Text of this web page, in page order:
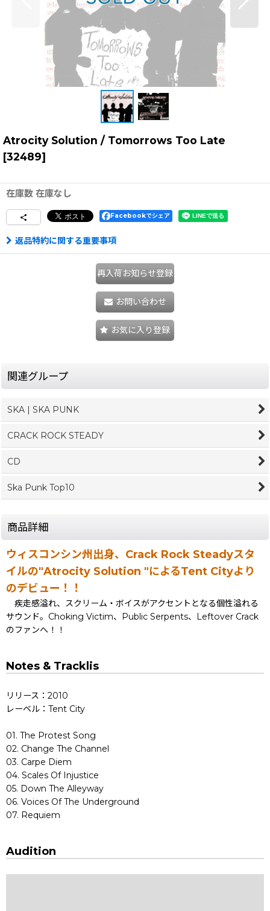
Atrocity Solution / Tomorrows Too Late
[32489]
在庫数 在庫なし
Facebookでシェア
返品特約に関する重要事項
再入荷お知らせ登録
お問い合わせ
お気に入り登録
関連グループ
SKA | SKA PUNK
CRACK ROCK STEADY
CD
Ska Punk Top10
商品詳細
ウィスコンシン州出身、Crack Rock Steadyスタ
イルの"Atrocity Solution "によるTent Cityより
のデビュー！！
疾走感溢れ、スクリーム・ボイスがアクセントとなる個性溢れる
サウンド。Choking Victim、Public Serpents、Leftover Crack
のファンへ！！
Notes & Tracklis
リリース：2010
レーベル：Tent City
01. The Protest Song
02. Change The Channel
03. Carpe Diem
04. Scales Of Injustice
05. Down The Alleyway
06. Voices Of The Underground
07. Requiem
Audition